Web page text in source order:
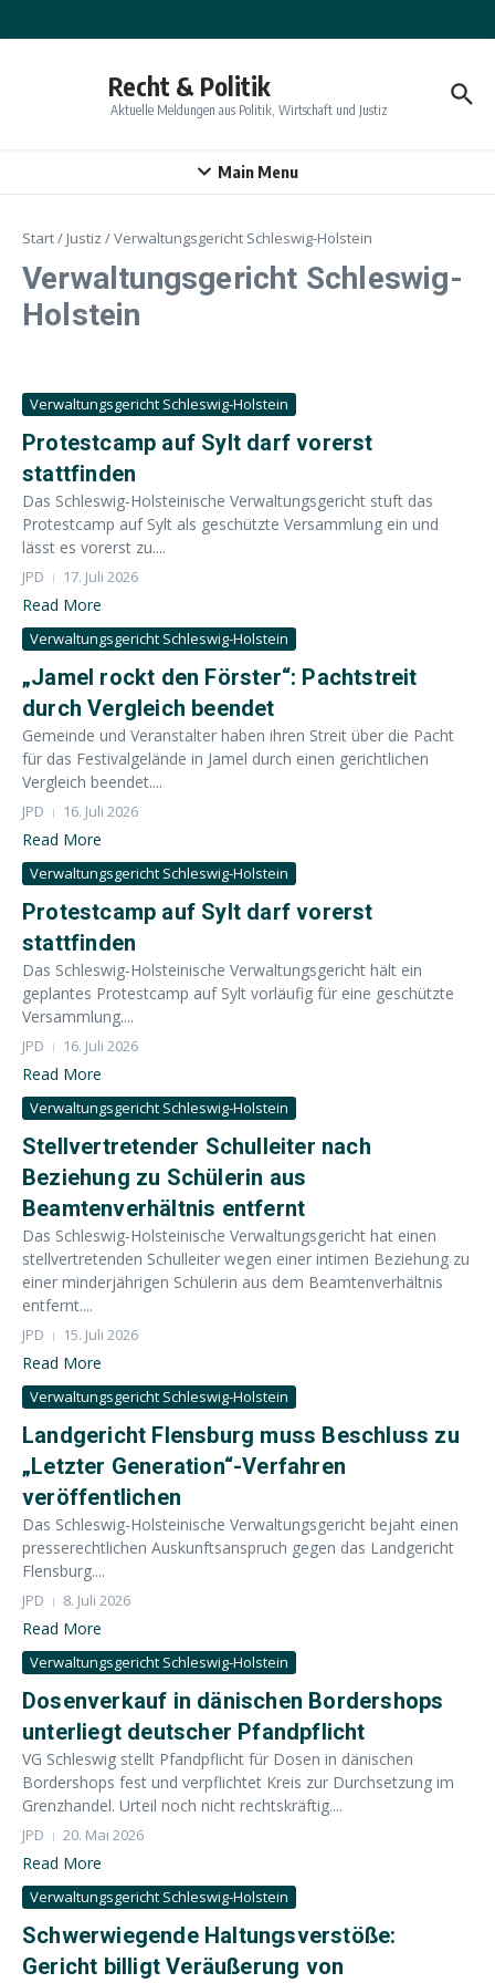
Recht & Politik
Aktuelle Meldungen aus Politik, Wirtschaft und Justiz
Main Menu
Start/ Justiz /Verwaltungsgericht Schleswig-Holstein
Verwaltungsgericht Schleswig-
Holstein
Verwaltungsgericht Schleswig-Holstein
Protestcamp auf Sylt darf vorerst
stattfinden
Das Schleswig-Holsteinische Verwaltungsgericht stuft das
Protestcamp auf Sylt als geschützte Versammlung ein und
lässt es vorerst zu....
JPD 17. Juli 2026
Read More
Verwaltungsgericht Schleswig-Holstein
„Jamel rockt den Förster“: Pachtstreit
durch Vergleich beendet
Gemeinde und Veranstalter haben ihren Streit über die Pacht
für das Festivalgelände in Jamel durch einen gerichtlichen
Vergleich beendet....
JPD 16. Juli 2026
Read More
Verwaltungsgericht Schleswig-Holstein
Protestcamp auf Sylt darf vorerst
stattfinden
Das Schleswig-Holsteinische Verwaltungsgericht hält ein
geplantes Protestcamp auf Sylt vorläufig für eine geschützte
Versammlung....
JPD 16. Juli 2026
Read More
Verwaltungsgericht Schleswig-Holstein
Stellvertretender Schulleiter nach
Beziehung zu Schülerin aus
Beamtenverhältnis entfernt
Das Schleswig-Holsteinische Verwaltungsgericht hat einen
stellvertretenden Schulleiter wegen einer intimen Beziehung zu
einer minderjährigen Schülerin aus dem Beamtenverhältnis
entfernt....
JPD 15. Juli 2026
Read More
Verwaltungsgericht Schleswig-Holstein
Landgericht Flensburg muss Beschluss zu
„Letzter Generation“-Verfahren
veröffentlichen
Das Schleswig-Holsteinische Verwaltungsgericht bejaht einen
presserechtlichen Auskunftsanspruch gegen das Landgericht
Flensburg....
JPD 8. Juli 2026
Read More
Verwaltungsgericht Schleswig-Holstein
Dosenverkauf in dänischen Bordershops
unterliegt deutscher Pfandpflicht
VG Schleswig stellt Pfandpflicht für Dosen in dänischen
Bordershops fest und verpflichtet Kreis zur Durchsetzung im
Grenzhandel. Urteil noch nicht rechtskräftig....
JPD 20. Mai 2026
Read More
Verwaltungsgericht Schleswig-Holstein
Schwerwiegende Haltungsverstöße:
Gericht billigt Veräußerung von